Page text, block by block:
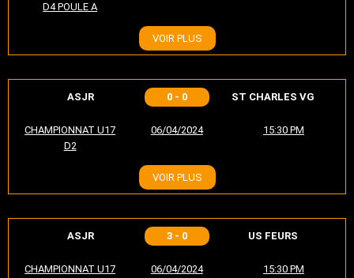
D4 POULE A
VOIR PLUS
ASJR 0 - 0 ST CHARLES VG
CHAMPIONNAT U17
D2
06/04/2024 15:30 PM
VOIR PLUS
ASJR 3 - 0 US FEURS
CHAMPIONNAT U17
06/04/2024 15:30 PM